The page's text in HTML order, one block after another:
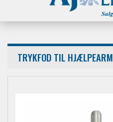
TRYKFOD TIL HJÆLPEARM